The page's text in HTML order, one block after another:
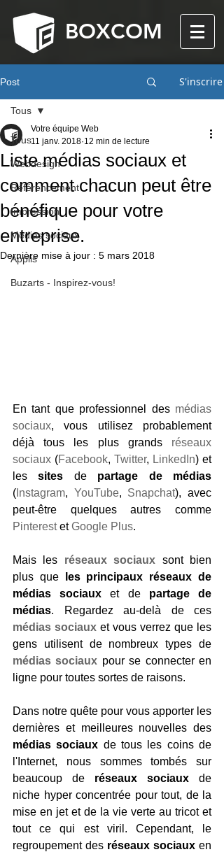
BOXCOM
Post S'inscrire
Tous
Webdesign
Référencement
Impression
Médias sociaux
Applis
Buzarts - Inspirez-vous!
Tous
Liste médias sociaux et
comment chacun peut être
bénéfique pour votre
entreprise.
Votre équipe Web
11 janv. 2018 12 min de lecture
Dernière mise à jour : 5 mars 2018
En tant que professionnel des médias
sociaux, vous utilisez probablement
déjà tous les plus grands réseaux
sociaux (Facebook, Twitter, LinkedIn) et
les sites de partage de médias
( Instagram, YouTube, Snapchat), avec
Pinterest et Google Plus.
Mais les réseaux sociaux sont bien
plus que
les principaux réseaux de
médias sociaux et de partage de
médias
médias sociaux et vous verrez que les
médias sociaux pour se connecter en
ligne pour toutes sortes de raisons.
Dans notre quête pour vous apporter les
médias sociaux de tous les coins de
l'Internet, nous sommes tombés sur
beaucoup de réseaux sociaux de
niche hyper concentrée pour tout, de la
mise en jet et de la vie verte au tricot et
tout ce qui est viril. Cependant, le
regroupement des réseaux sociaux en